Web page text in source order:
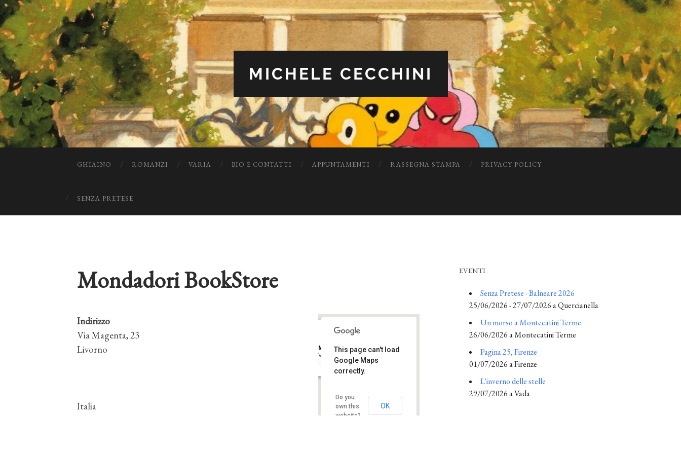
MICHELE CECCHINI
GHIAINO ROMANZI VARIA BIO E CONTATTI APPUNTAMENTI RASSEGNA STAMPA PRIVACY POLICY
SENZA PRETESE
Mondadori BookStore
Mondadori BookStore
Via Magenta, 23 - Livorno
Eventi
This page can't load
Google Maps
correctly.
Do you
own this
website?
OK
Indirizzo
Via Magenta, 23
Livorno
Italia
EVENTI
Senza Pretese - Balneare 2026
25/06/2026 - 27/07/2026 a Quercianella
Un morso a Montecatini Terme
26/06/2026 a Montecatini Terme
Pagina 25, Firenze
01/07/2026 a Firenze
L'inverno delle stelle
29/07/2026 a Vada